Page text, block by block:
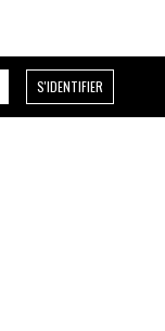
S'IDENTIFIER